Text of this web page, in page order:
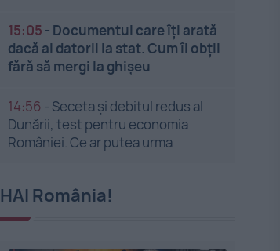
15:05 - Documentul care îți arată
dacă ai datorii la stat. Cum îl obții
fără să mergi la ghișeu
14:56 - Seceta și debitul redus al
Dunării, test pentru economia
României. Ce ar putea urma
HAI România!